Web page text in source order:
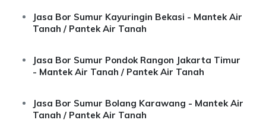
Jasa Bor Sumur Kayuringin Bekasi - Mantek Air
Tanah / Pantek Air Tanah
Jasa Bor Sumur Pondok Rangon Jakarta Timur
- Mantek Air Tanah / Pantek Air Tanah
Jasa Bor Sumur Bolang Karawang - Mantek Air
Tanah / Pantek Air Tanah